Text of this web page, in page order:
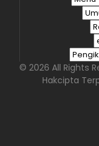
© 2026 All Rights
Hakcipta